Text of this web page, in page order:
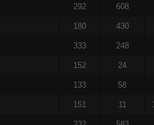
292 608
180 430
333 248
152 24
133 58
151 11